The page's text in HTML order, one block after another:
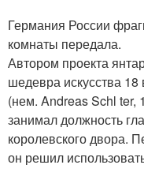
Германия России
комнаты передала.
Автором проекта
шедевра искусства
(нем. Andreas Schl ter,
занимал должность
королевского двора.
он решил